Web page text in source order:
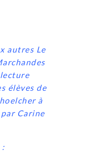
autres Le
élèves de
à
Carine
: